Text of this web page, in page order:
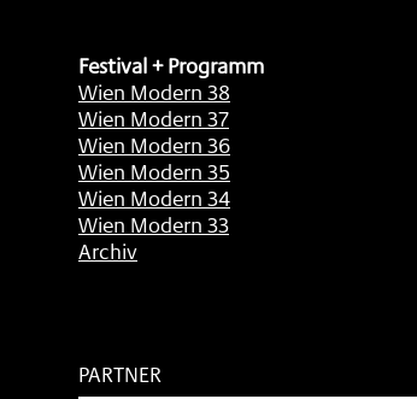
Festival + Programm
Wien Modern 38
Wien Modern 37
Wien Modern 36
Wien Modern 35
Wien Modern 34
Wien Modern 33
Archiv
PARTNER